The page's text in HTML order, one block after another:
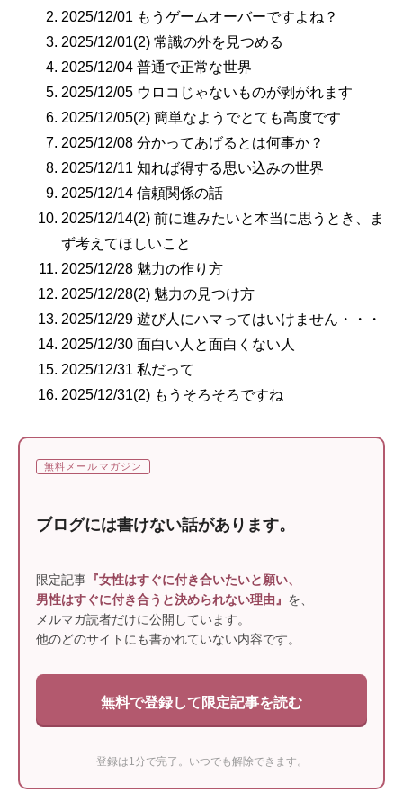
2025/12/01 もうゲームオーバーですよね？
2025/12/01(2) 常識の外を見つめる
2025/12/04 普通で正常な世界
2025/12/05 ウロコじゃないものが剥がれます
2025/12/05(2) 簡単なようでとても高度です
2025/12/08 分かってあげるとは何事か？
2025/12/11 知れば得する思い込みの世界
2025/12/14 信頼関係の話
2025/12/14(2) 前に進みたいと本当に思うとき、ま
ず考えてほしいこと
2025/12/28 魅力の作り方
2025/12/28(2) 魅力の見つけ方
2025/12/29 遊び人にハマってはいけません・・・
2025/12/30 面白い人と面白くない人
2025/12/31 私だって
2025/12/31(2) もうそろそろですね
無料メールマガジン
ブログには書けない話があります。
限定記事 『女性はすぐに付き合いたいと願い、
男性はすぐに付き合うと決められない理由』 を、
メルマガ読者だけに公開しています。
他のどのサイトにも書かれていない内容です。
無料で登録して限定記事を読む
登録は1分で完了。いつでも解除できます。